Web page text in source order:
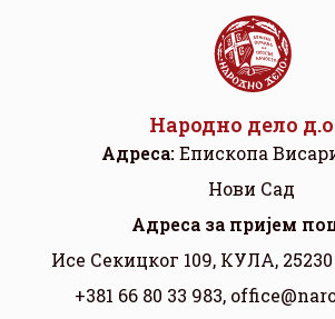
Народно дело
Адреса:Eпископа
Нови Сад
Aдреса за пријем
Исе Секицког 109, КУЛА,
+381 66 80 33 983,